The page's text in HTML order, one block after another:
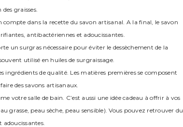
graisses.
dans la recette du savon artisanal. A la final, le savon
antibactériennes et adoucissantes.
un surgras nécessaire pour éviter le dessèchement de la
utilisé en huiles de surgraissage.
ingrédients de qualité. Les matières premières se composent
des savons artisanaux.
votre salle de bain. C’est aussi une idée cadeau à offrir à vos
grasse, peau sèche, peau sensible). Vous pouvez retrouver du